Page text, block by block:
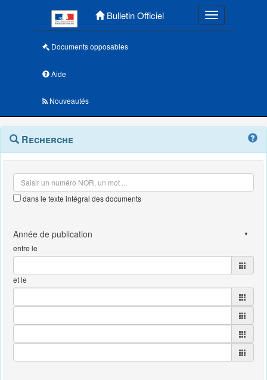
Bulletin Officiel Toggle
Documents opposables
Aide
Nouveautés
Navigation
outils
Menu
contextuel
Recherche
dans le texte intégral des documents
entre le
et le